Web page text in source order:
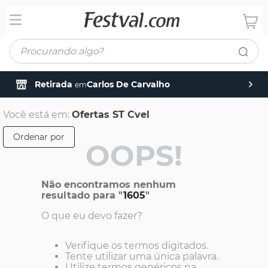
Procurando algo?
Retirada emCarlos De Carvalho
Você está em: Ofertas ST Cvel
Ordenar por
OOPS!
Não encontramos nenhum
resultado para "1605"
O que eu devo fazer?
Verifique os termos digitados.
Tente utilizar uma única palavra.